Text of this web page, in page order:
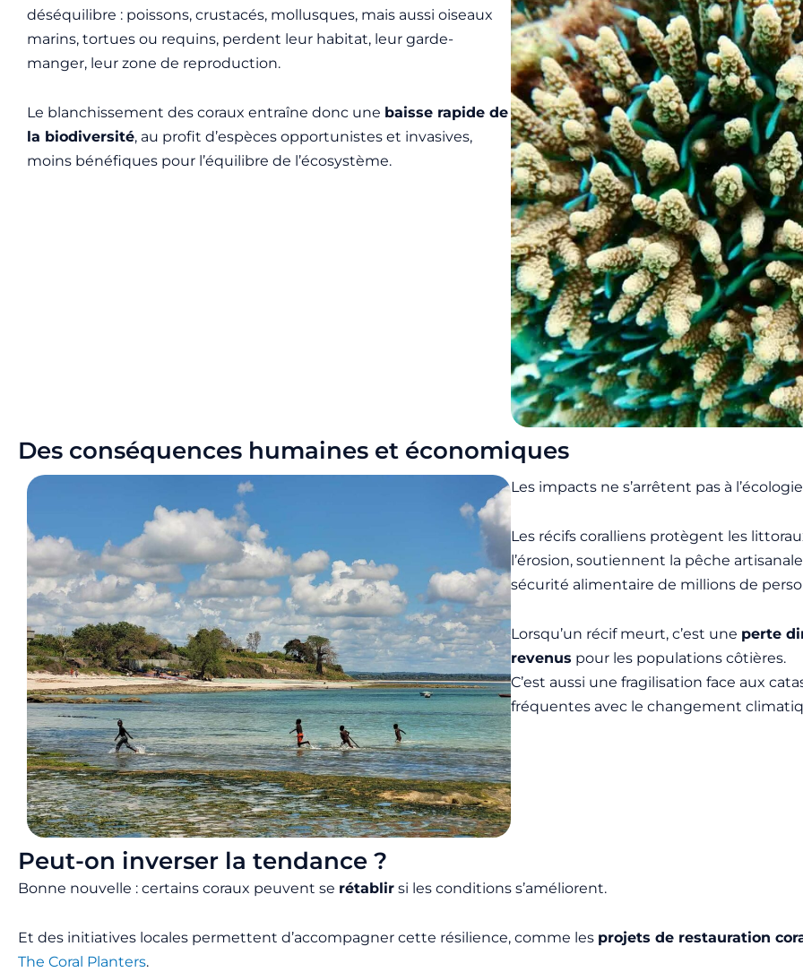
déséquilibre : poissons, crustacés, mollusques, mais aussi oiseaux
marins, tortues ou requins, perdent leur habitat, leur garde-
manger, leur zone de reproduction.
Le blanchissement des coraux entraîne donc une baisse rapide de
la biodiversité, au profit d’espèces opportunistes et invasives,
moins bénéfiques pour l’équilibre de l’écosystème.
Des conséquences humaines et économiques
Les impacts ne s’arrêtent pas à
Les récifs coralliens protègent les
l’érosion, soutiennent la pêche
sécurité alimentaire de millions de
Lorsqu’un récif meurt, c’est une perte
revenus pour les populations côtières.
C’est aussi une fragilisation face aux
fréquentes avec le changement
Peut-on inverser la tendance ?
Bonne nouvelle : certains coraux peuvent se rétablir si les conditions s’améliorent.
Et des initiatives locales permettent d’accompagner cette résilience, comme les projets de restauration
The Coral Planters.